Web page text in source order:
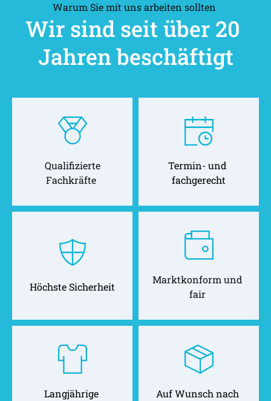
Warum Sie mit uns arbeiten sollten
Wir sind seit über 20
Jahren beschäftigt
Qualifizierte
Fachkräfte
Termin- und
fachgerecht
Höchste Sicherheit
Marktkonform und
fair
Langjährige
Auf Wunsch nach